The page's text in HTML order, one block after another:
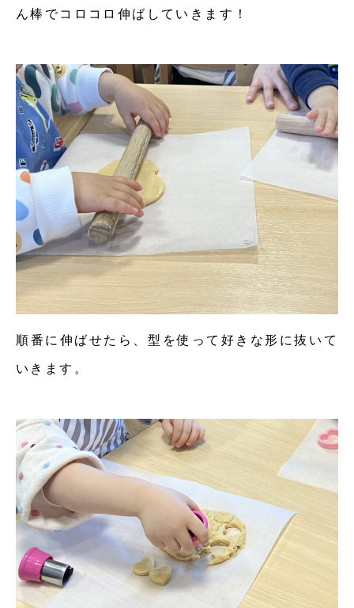
ん棒でコロコロ伸ばしていきます！
順番に伸ばせたら、型を使って好きな形に抜いて
いきます。